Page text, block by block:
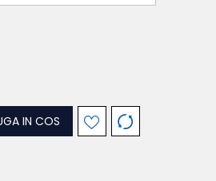
IN COS